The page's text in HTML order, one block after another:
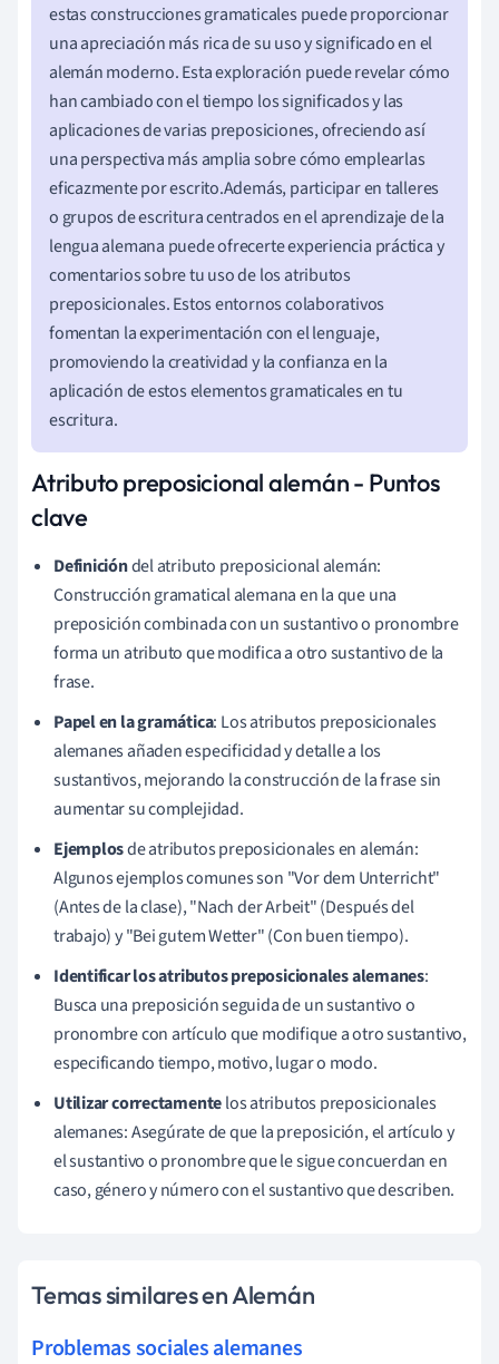
estas construcciones gramaticales puede proporcionar
una apreciación más rica de su uso y significado en el
alemán moderno. Esta exploración puede revelar cómo
han cambiado con el tiempo los significados y las
aplicaciones de varias preposiciones, ofreciendo así
una perspectiva más amplia sobre cómo emplearlas
eficazmente por escrito.Además, participar en talleres
o grupos de escritura centrados en el aprendizaje de la
lengua alemana puede ofrecerte experiencia práctica y
comentarios sobre tu uso de los atributos
preposicionales. Estos entornos colaborativos
fomentan la experimentación con el lenguaje,
promoviendo la creatividad y la confianza en la
aplicación de estos elementos gramaticales en tu
escritura.
Atributo preposicional alemán - Puntos
clave
Definicióndel atributo preposicional alemán:
Construcción gramatical alemana en la que una
preposición combinada con un sustantivo o pronombre
forma un atributo que modifica a otro sustantivo de la
frase.
Papel en la gramática: Los atributos preposicionales
alemanes añaden especificidad y detalle a los
sustantivos, mejorando la construcción de la frase sin
aumentar su complejidad.
Ejemplosde atributos preposicionales en alemán:
Algunos ejemplos comunes son "Vor dem Unterricht"
(Antes de la clase), "Nach der Arbeit" (Después del
trabajo) y "Bei gutem Wetter" (Con buen tiempo).
Identificar los atributos preposicionales alemanes:
Busca una preposición seguida de un sustantivo o
pronombre con artículo que modifique a otro sustantivo,
especificando tiempo, motivo, lugar o modo.
Utilizar correctamentelos atributos preposicionales
alemanes: Asegúrate de que la preposición, el artículo y
el sustantivo o pronombre que le sigue concuerdan en
caso, género y número con el sustantivo que describen.
Temas similares en Alemán
Problemas sociales alemanes